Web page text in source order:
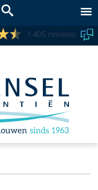
1.405 reviews